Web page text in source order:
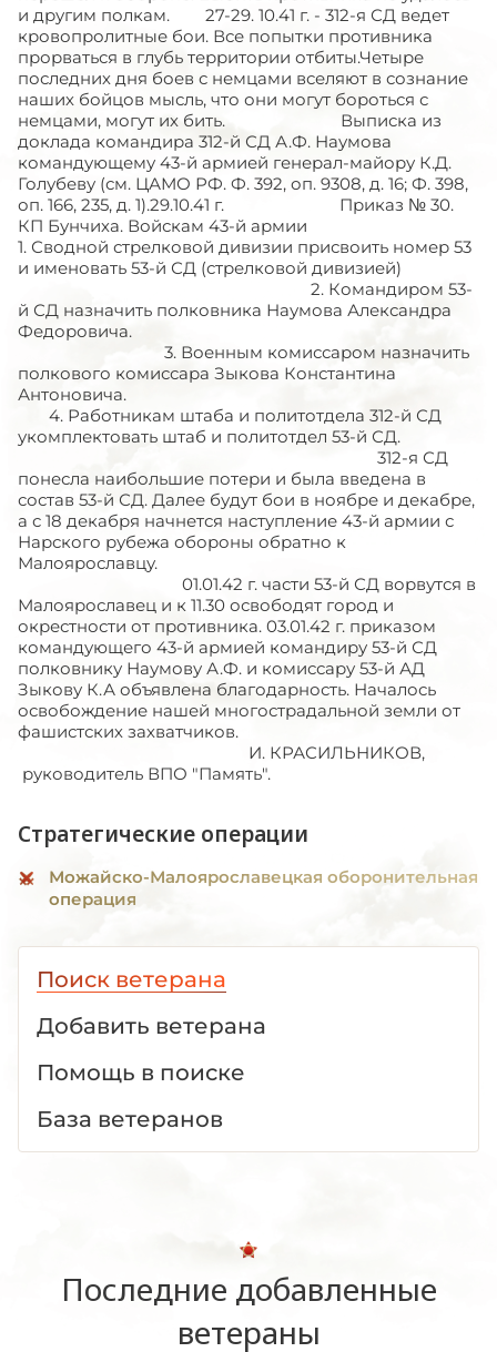
Стратегические операции
Можайско-Малоярославецкая оборонительная
операция
Поиск ветерана
Добавить ветерана
Помощь в поиске
База ветеранов
Последние добавленные
ветераны